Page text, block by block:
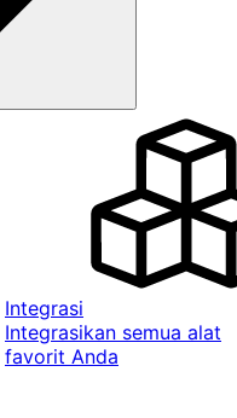
Integrasi
Integrasikan semua alat
favorit Anda